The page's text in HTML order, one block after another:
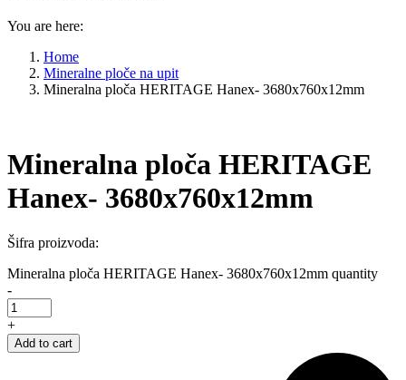
You are here:
Home
Mineralne ploče na upit
Mineralna ploča HERITAGE Hanex- 3680x760x12mm
Mineralna ploča HERITAGE
Hanex- 3680x760x12mm
Šifra proizvoda:
Mineralna ploča HERITAGE Hanex- 3680x760x12mm quantity
-
+
Add to cart